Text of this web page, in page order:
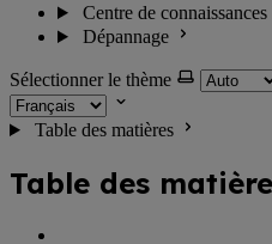
Centre de
Dépannage
Sélectionner le thème
Table des matières
Table des